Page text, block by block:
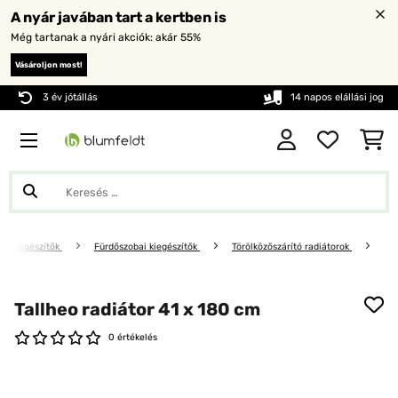
A nyár javában tart a kertben is
Még tartanak a nyári akciók: akár 55%
Vásároljon most!
3 év jótállás 14 napos elállási jog
kiegészítők Fürdőszobai kiegészítők Törölközőszárító radiátorok
Tallheo radiátor 41 x 180 cm
0 értékelés